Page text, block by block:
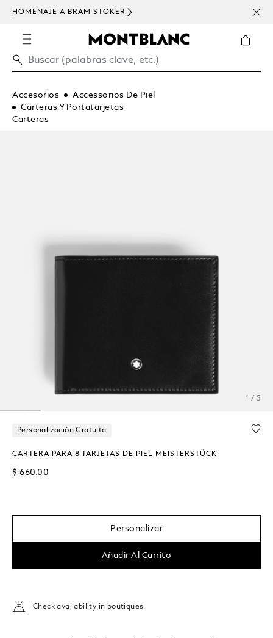
HOMENAJE A BRAM STOKER
USD
Accesorios
Accessorios De Piel
Carteras Y Portatarjetas
Carteras
1 / 5
Personalización Gratuita
CARTERA PARA 8 TARJETAS DE PIEL MEISTERSTÜCK
$ 660.00
Personalizar
Añadir Al Carrito
Check availability in boutiques